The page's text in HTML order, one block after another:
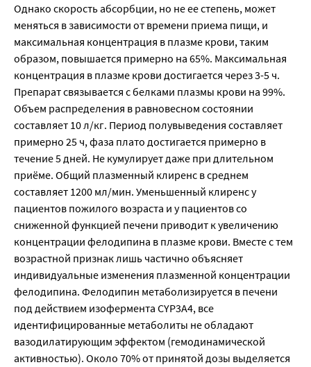
Однако скорость абсорбции, но не ее степень, может
меняться в зависимости от времени приема пищи, и
максимальная концентрация в плазме крови, таким
образом, повышается примерно на 65%. Максимальная
концентрация в плазме крови достигается через 3-5 ч.
Препарат связывается с белками плазмы крови на 99%.
Объем распределения в равновесном состоянии
составляет 10 л/кг. Период полувыведения составляет
примерно 25 ч, фаза плато достигается примерно в
течение 5 дней. Не кумулирует даже при длительном
приёме. Общий плазменный клиренс в среднем
составляет 1200 мл/мин. Уменьшенный клиренс у
пациентов пожилого возраста и у пациентов со
сниженной функцией печени приводит к увеличению
концентрации фелодипина в плазме крови. Вместе с тем
возрастной признак лишь частично объясняет
индивидуальные изменения плазменной концентрации
фелодипина. Фелодипин метаболизируется в печени
под действием изофермента CYP3A4, все
идентифицированные метаболиты не обладают
вазодилатирующим эффектом (гемодинамической
активностью). Около 70% от принятой дозы выделяется